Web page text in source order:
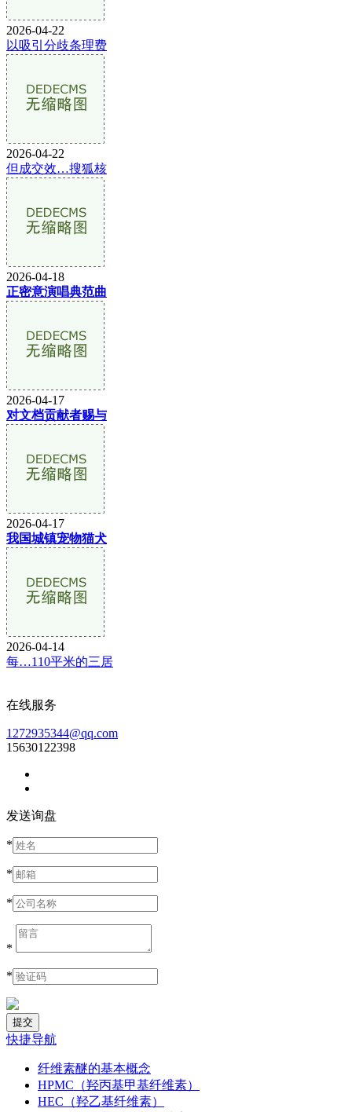
2026-04-22
以吸引分歧条理费
2026-04-22
但成交效…搜狐核
2026-04-18
正密意演唱典范曲
2026-04-17
对文档贡献者赐与
2026-04-17
我国城镇宠物猫犬
2026-04-14
每…110平米的三居
在线服务
1272935344@qq.com
15630122398
发送询盘
*
*
*
*
*
快捷导航
纤维素醚的基本概念
HPMC（羟丙基甲基纤维素）
HEC（羟乙基纤维素）